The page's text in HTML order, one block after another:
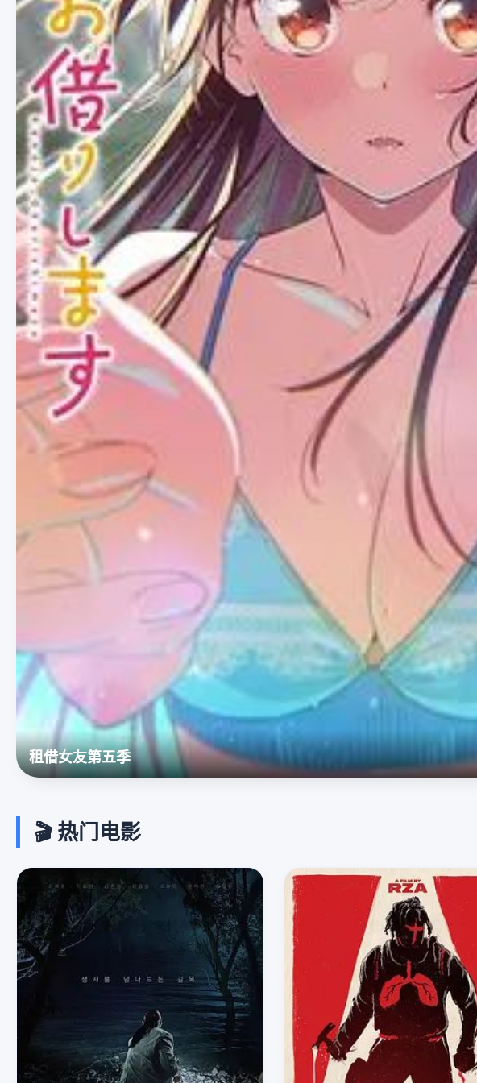
绯色潮汐
🎬 热门电影